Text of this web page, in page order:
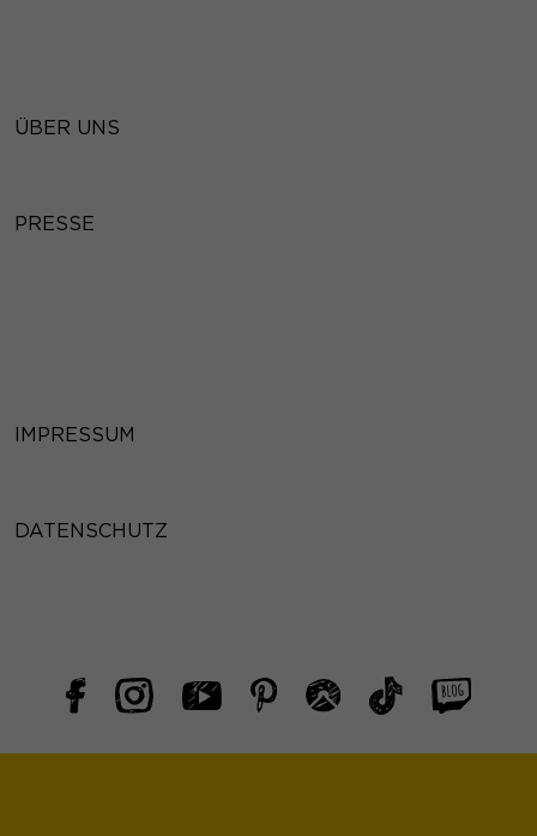
ÜBER UNS
PRESSE
IMPRESSUM
DATENSCHUTZ